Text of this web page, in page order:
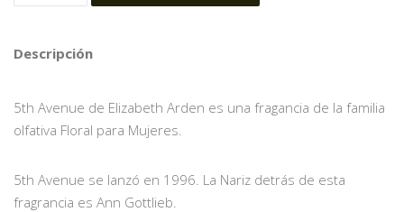
Descripción
5th Avenue de Elizabeth Arden es una fragancia de la familia
olfativa Floral para Mujeres.
5th Avenue se lanzó en 1996. La Nariz detrás de esta
fragrancia es Ann Gottlieb.